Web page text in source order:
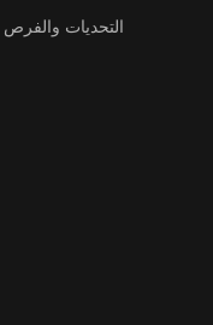
التحديات والفرص